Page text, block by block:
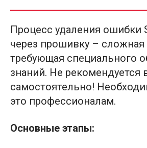
Процесс удаления ошибки
через прошивку – сложная
требующая специального
знаний. Не рекомендуется
самостоятельно!
это профессионалам.
Основные этапы: